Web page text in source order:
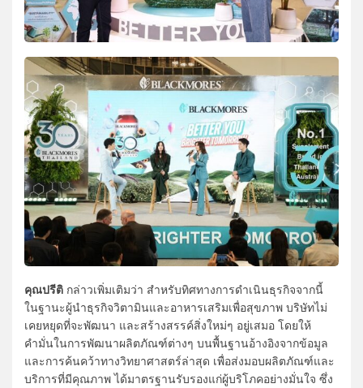
คุณปรีติ กล่าวเพิ่มเติมว่า สำหรับทิศทางการดำเนินธุรกิจจากนี้
ในฐานะผู้นำธุรกิจวิตามินและอาหารเสริมเพื่อสุขภาพ บริษัทไม่
เคยหยุดที่จะพัฒนา และสร้างสรรค์สิ่งใหม่ๆ อยู่เสมอ โดยให้
คำมั่นในการพัฒนาผลิตภัณฑ์ต่างๆ บนพื้นฐานอ้างอิงจากข้อมูล
และการค้นคว้าทางวิทยาศาสตร์ล่าสุด เพื่อส่งมอบผลิตภัณฑ์และ
บริการที่มีคุณภาพ ได้มาตรฐานรับรองแก่ผู้บริโภคอย่างมั่นใจ ซึ่ง